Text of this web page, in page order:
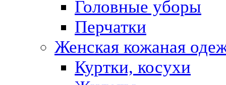
Головные уборы
Перчатки
Женская кожаная
Куртки, косухи